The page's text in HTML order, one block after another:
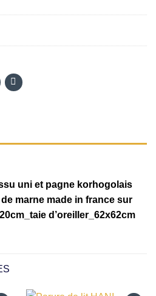
uni et pagne korhogolais
marne made in france sur
d’oreiller_62x62cm